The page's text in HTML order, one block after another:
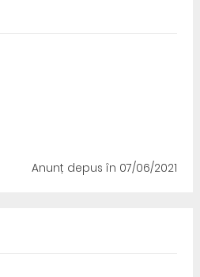
Anunț depusîn 07/06/2021